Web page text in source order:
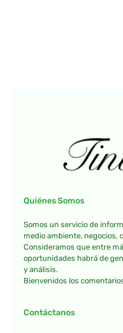
Quiénes Somos
Somos un servicio de
medio ambiente, negocios,
Consideramos que entre
oportunidades habrá de
y análisis.
Bienvenidos los
Contáctanos